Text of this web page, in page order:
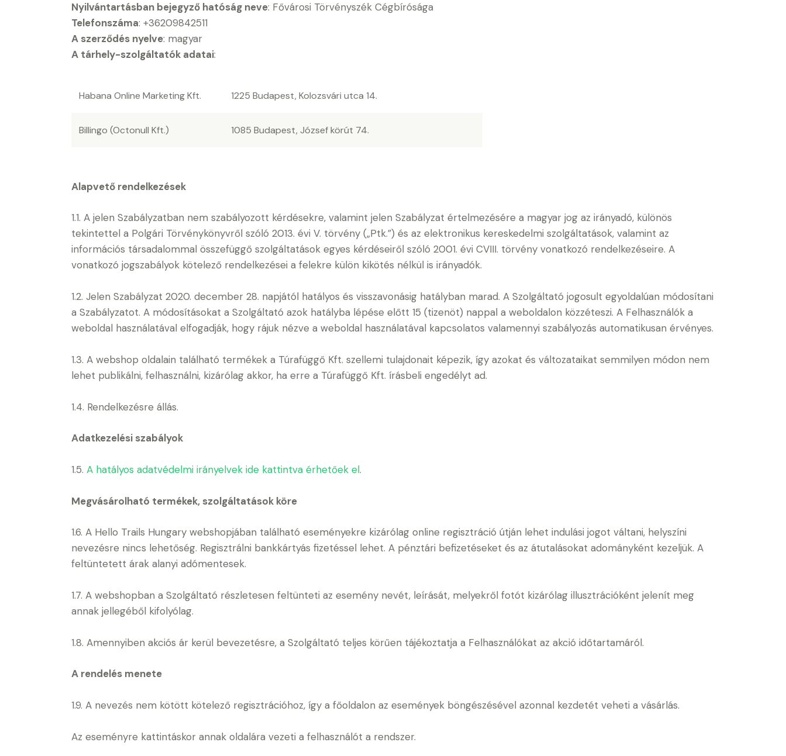
Nyilvántartásban bejegyző hatóság neve: Fővárosi Törvényszék Cégbírósága
Telefonszáma: +36209842511
A szerződés nyelve: magyar
A tárhely-szolgáltatók adatai:
Habana Online Marketing Kft. 1225 Budapest, Kolozsvári utca 14.
Billingo (Octonull Kft.) 1085 Budapest, József körút 74.
Alapvető rendelkezések
1.1. A jelen Szabályzatban nem szabályozott kérdésekre, valamint jelen Szabályzat értelmezésére a magyar jog az irányadó, különös
tekintettel a Polgári Törvénykönyvről szóló 2013. évi V. törvény („Ptk.”) és az elektronikus kereskedelmi szolgáltatások, valamint az
információs társadalommal összefüggő szolgáltatások egyes kérdéseiről szóló 2001. évi CVIII. törvény vonatkozó rendelkezéseire. A
vonatkozó jogszabályok kötelező rendelkezései a felekre külön kikötés nélkül is irányadók.
1.2. Jelen Szabályzat 2020. december 28. napjától hatályos és visszavonásig hatályban marad. A Szolgáltató jogosult egyoldalúan módosítani
a Szabályzatot. A módosításokat a Szolgáltató azok hatályba lépése előtt 15 (tizenöt) nappal a weboldalon közzéteszi. A Felhasználók a
weboldal használatával elfogadják, hogy rájuk nézve a weboldal használatával kapcsolatos valamennyi szabályozás automatikusan érvényes.
1.3. A webshop oldalain található termékek a Túrafüggő Kft. szellemi tulajdonait képezik, így azokat és változataikat semmilyen módon nem
lehet publikálni, felhasználni, kizárólag akkor, ha erre a Túrafüggő Kft. írásbeli engedélyt ad.
1.4. Rendelkezésre állás.
Adatkezelési szabályok
1.5. A hatályos adatvédelmi irányelvek ide kattintva érhetőek el.
Megvásárolható termékek, szolgáltatások köre
1.6. A Hello Trails Hungary webshopjában található eseményekre kizárólag online regisztráció útján lehet indulási jogot váltani, helyszíni
nevezésre nincs lehetőség. Regisztrálni bankkártyás fizetéssel lehet. A pénztári befizetéseket és az átutalásokat adományként kezeljük. A
feltüntetett árak alanyi adómentesek.
1.7. A webshopban a Szolgáltató részletesen feltünteti az esemény nevét, leírását, melyekről fotót kizárólag illusztrációként jelenít meg
annak jellegéből kifolyólag.
1.8. Amennyiben akciós ár kerül bevezetésre, a Szolgáltató teljes körűen tájékoztatja a Felhasználókat az akció időtartamáról.
A rendelés menete
1.9. A nevezés nem kötött kötelező regisztrációhoz, így a főoldalon az események böngészésével azonnal kezdetét veheti a vásárlás.
Az eseményre kattintáskor annak oldalára vezeti a felhasználót a rendszer.